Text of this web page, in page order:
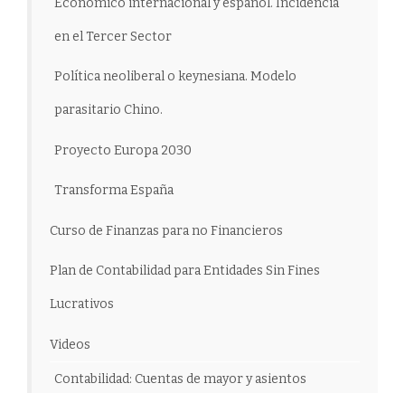
Económico internacional y español. Incidencia
en el Tercer Sector
Política neoliberal o keynesiana. Modelo
parasitario Chino.
Proyecto Europa 2030
Transforma España
Curso de Finanzas para no Financieros
Plan de Contabilidad para Entidades Sin Fines
Lucrativos
Videos
Contabilidad: Cuentas de mayor y asientos